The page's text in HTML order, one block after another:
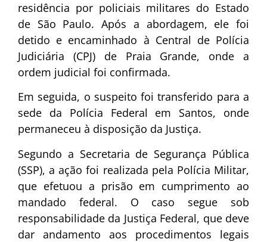
residência por policiais militares do Estado
de São Paulo. Após a abordagem, ele foi
detido e encaminhado à Central de Polícia
Judiciária (CPJ) de Praia Grande, onde a
ordem judicial foi confirmada.
Em seguida, o suspeito foi transferido para a
sede da Polícia Federal em Santos, onde
permaneceu à disposição da Justiça.
Segundo a Secretaria de Segurança Pública
(SSP), a ação foi realizada pela Polícia Militar,
que efetuou a prisão em cumprimento ao
mandado federal. O caso segue sob
responsabilidade da Justiça Federal, que deve
dar andamento aos procedimentos legais